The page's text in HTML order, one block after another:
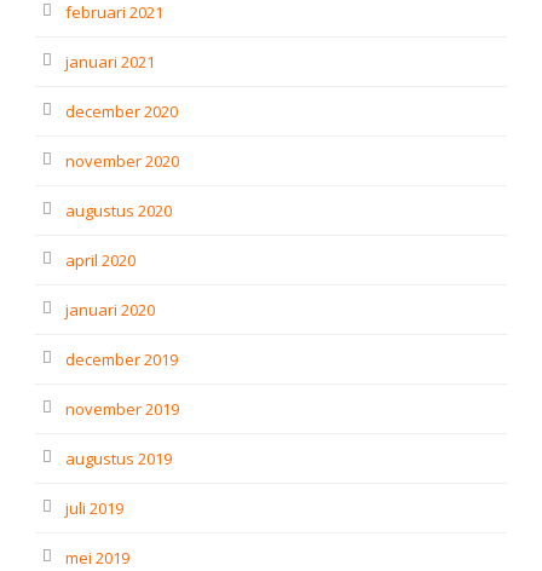
februari 2021
januari 2021
december 2020
november 2020
augustus 2020
april 2020
januari 2020
december 2019
november 2019
augustus 2019
juli 2019
mei 2019